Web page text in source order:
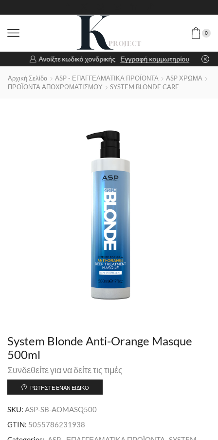
0
Ανοίξτε κωδικό χονδρικής Εγγραφή κομμωτηρίου
Αρχική Σελίδα ASP - ΕΠΑΓΓΕΛΜΑΤΙΚΑ ΠΡΟΪΟΝΤΑ
ASP ΧΡΩΜΑ
ΠΡΟΪΟΝΤΑ ΑΠΟΧΡΩΜΑΤΙΣΜΟΥ
SYSTEM BLONDE CARE
System Blonde Anti-Orange Masque
500ml
Συνδεθείτε για να δείτε τις τιμές
ΡΩΤΉΣΤΕ ΈΝΑΝ ΕΙΔΙΚΌ
SKU: ASP-SB-AOMASQ500
GTIN: 5055786231938